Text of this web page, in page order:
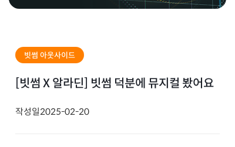
빗썸 아웃사이드
[빗썸 X 알라딘] 빗썸 덕분에 뮤지컬 봤어요
작성일2025-02-20